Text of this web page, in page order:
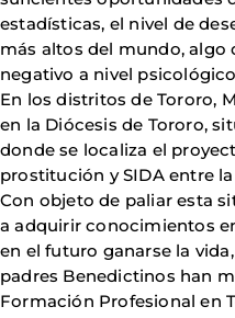
estadísticas, el nivel de
más altos del mundo,
negativo a nivel
En los distritos de Tororo,
en la Diócesis de Tororo,
donde se localiza el
prostitución y SIDA entre
Con objeto de paliar esta
a adquirir conocimientos
en el futuro ganarse la
padres Benedictinos han
Formación Profesional en